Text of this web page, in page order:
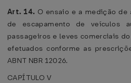
Art. 14. O ensaio e a medição de
de escapamento de veículos
passageiros e leves comerciais
efetuados conforme as
ABNT NBR 12026.
CAPÍTULO V